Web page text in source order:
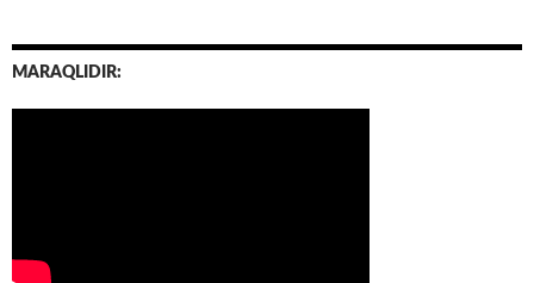
MARAQLIDIR: